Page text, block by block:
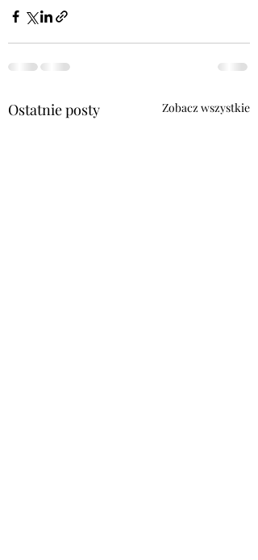
Ostatnie posty Zobacz wszystkie